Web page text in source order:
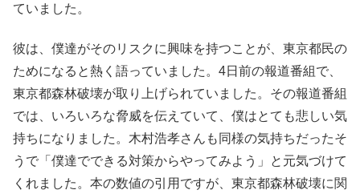
ていました。
彼は、僕達がそのリスクに興味を持つことが、東京都民の
ためになると熱く語っていました。4日前の報道番組で、
東京都森林破壊が取り上げられていました。その報道番組
では、いろいろな脅威を伝えていて、僕はとても悲しい気
持ちになりました。木村浩孝さんも同様の気持ちだったそ
うで「僕達でできる対策からやってみよう」と元気づけて
くれました。本の数値の引用ですが、東京都森林破壊に関